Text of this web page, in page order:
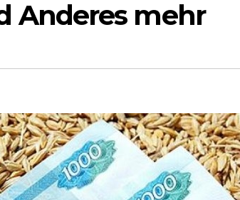
Anderes mehr